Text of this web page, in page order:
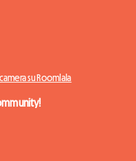
su Roomlala